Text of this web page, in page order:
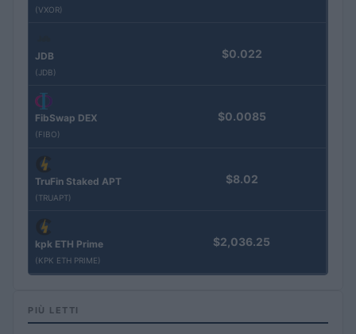
(VXOR)
JDB
(JDB)
$0.022
FibSwap DEX
(FIBO)
$0.0085
TruFin Staked APT
(TRUAPT)
$8.02
kpk ETH Prime
(KPK ETH PRIME)
$2,036.25
PIÙ LETTI